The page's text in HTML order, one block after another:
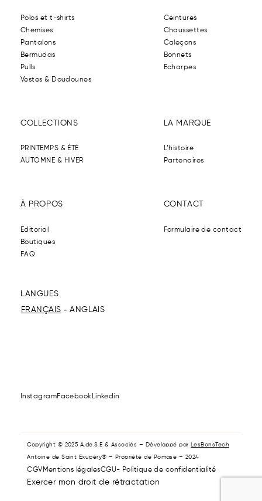
Polos et t-shirts
Chemises
Pantalons
Bermudas
Pulls
Vestes & Doudounes
Ceintures
Chaussettes
Caleçons
Bonnets
Echarpes
LA MARQUE
L’histoire
Partenaires
À PROPOS
Editorial
Boutiques
FAQ
COLLECTIONS
PRINTEMPS & ÉTÉ
AUTOMNE & HIVER
CONTACT
Formulaire de contact
LANGUES
FRANÇAIS
ANGLAIS
InstagramFacebookLinkedin
Copyright © 2025 A.de.S.E & Associés – Développé par LesBonsTech
Antoine de Saint Exupéry® – Propriété de Pomase – 2024
CGV Mentions légalesCGU- Politique de confidentialité
Exercer mon droit de rétractation